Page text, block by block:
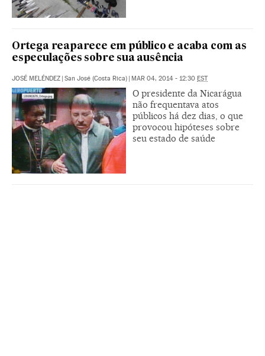
Ortega reaparece em público e acaba com as
especulações sobre sua ausência
JOSÉ MELÉNDEZ | San José (Costa Rica) | MAR 04, 2014 - 12:30 EST
O presidente da Nicarágua
não frequentava atos
públicos há dez dias, o que
provocou hipóteses sobre
seu estado de saúde